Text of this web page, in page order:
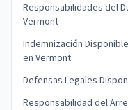
Responsabilidades del
Vermont
Indemnización
en Vermont
Defensas Legales
Responsabilidad del